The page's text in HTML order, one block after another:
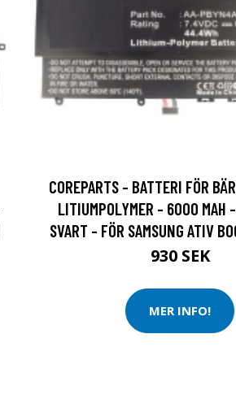
COREPARTS - BATTERI FÖR
LITIUMPOLYMER - 6000
SVART - FÖR SAMSUNG ATIV
930 SEK
MER INFO!